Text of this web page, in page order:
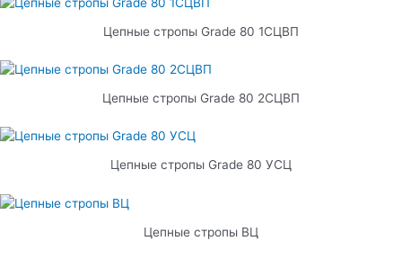
Цепные стропы Grade 80 1СЦВП
Цепные стропы Grade 80 2СЦВП
Цепные стропы Grade 80 УСЦ
Цепные стропы ВЦ